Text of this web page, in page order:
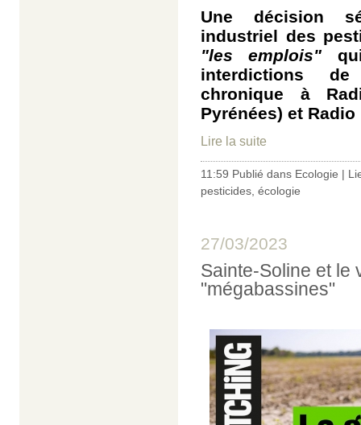
Une décision
industriel des
"les emplois"
interdictions
chronique à
Pyrénées) et
Lire la suite
11:59 Publié dans Ecologie |
pesticides, écologie
27/03/2023
Sainte-Soline et le
"mégabassines"